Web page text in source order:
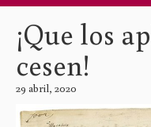
¡Que los
cesen!
29 abril, 2020